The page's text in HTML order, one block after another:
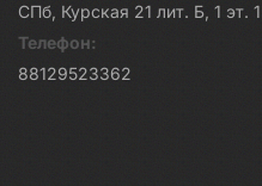
СПб, Курская 21 лит. Б, 1 эт.
Телефон:
88129523362